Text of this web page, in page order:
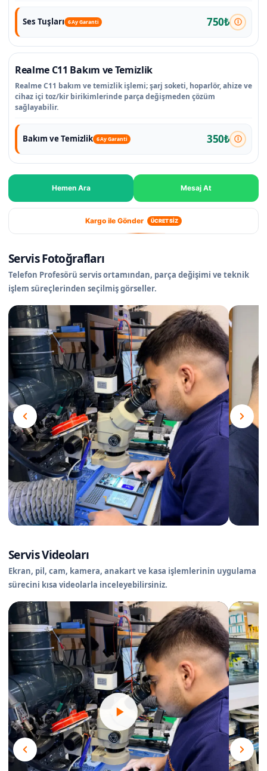
Ses Tuşları 6 Ay Garanti 750₺
Realme C11 Bakım ve Temizlik
Realme C11 bakım ve temizlik işlemi; şarj soketi, hoparlör, ahize ve
cihaz içi toz/kir birikimlerinde parça değişmeden çözüm
sağlayabilir.
Bakım ve Temizlik 6 Ay Garanti 350₺
Hemen Ara Mesaj At
Kargo ile Gönder ÜCRETSİZ
Servis Fotoğrafları
Telefon Profesörü servis ortamından, parça değişimi ve teknik
işlem süreçlerinden seçilmiş görseller.
Servis Videoları
Ekran, pil, cam, kamera, anakart ve kasa işlemlerinin uygulama
sürecini kısa videolarla inceleyebilirsiniz.